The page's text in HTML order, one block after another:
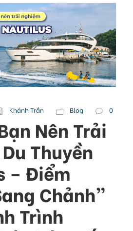
Khánh Trần Blog 0
Nên Trải
Thuyền
– Điểm
Chảnh”
Trình